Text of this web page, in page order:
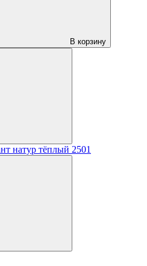
В корзину